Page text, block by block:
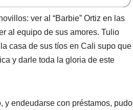
ver al “Barbie” Ortiz en las
al equipo de sus amores. Tulio
casa de sus tíos en Cali supo que
y darle toda la gloria de este
y endeudarse con préstamos, pudo